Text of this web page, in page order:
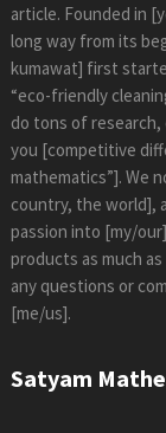
article. Founded in
long way from its
kumawat] first
“eco-friendly
do tons of
you [competitive
mathematics”]. We
country, the world],
passion into [my/
products as much
any questions or
[me/us].
Satyam